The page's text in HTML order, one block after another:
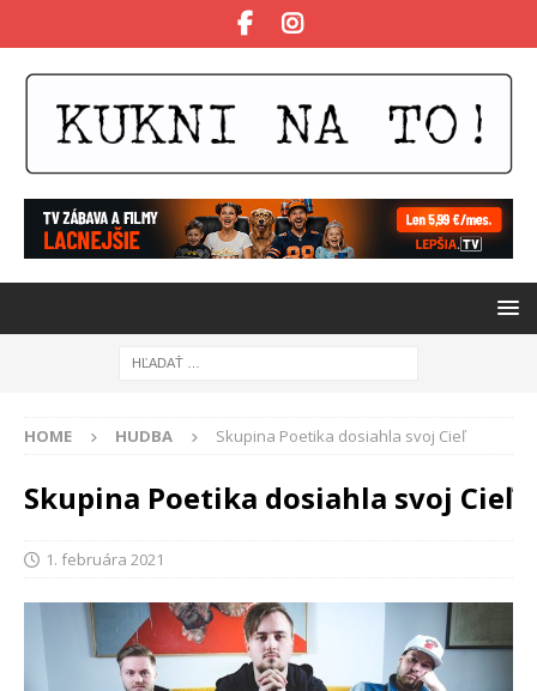
HOME HUDBA Skupina Poetika dosiahla svoj Cieľ
Skupina Poetika dosiahla svoj Cieľ
1. februára 2021